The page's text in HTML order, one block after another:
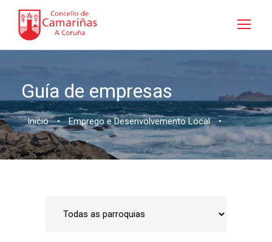
Guía de empresas
Inicio • Emprego e Desenvolvemento Local •